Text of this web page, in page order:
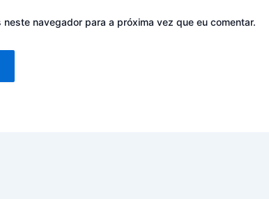
neste navegador para a próxima vez que eu comentar.